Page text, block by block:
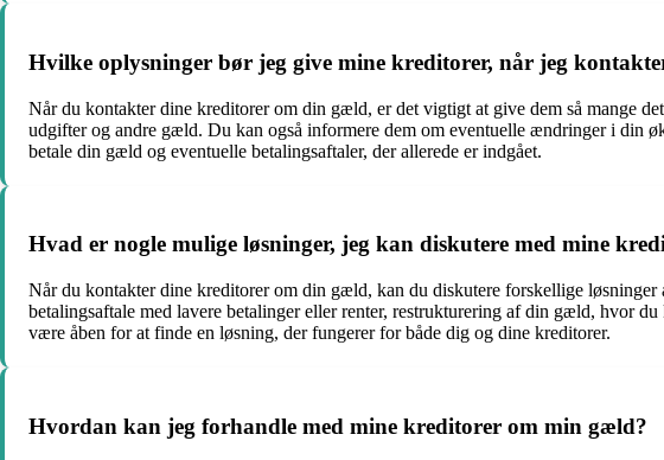
Hvilke oplysninger bør jeg give mine kreditorer, når jeg
Når du kontakter dine kreditorer om din gæld, er det vigtigt at give dem så mange
udgifter og andre gæld. Du kan også informere dem om eventuelle ændringer i din
betale din gæld og eventuelle betalingsaftaler, der allerede er indgået.
Hvad er nogle mulige løsninger, jeg kan diskutere med mine
Når du kontakter dine kreditorer om din gæld, kan du diskutere forskellige
betalingsaftale med lavere betalinger eller renter, restrukturering af din gæld, hvor
være åben for at finde en løsning, der fungerer for både dig og dine kreditorer.
Hvordan kan jeg forhandle med mine kreditorer om min gæld?